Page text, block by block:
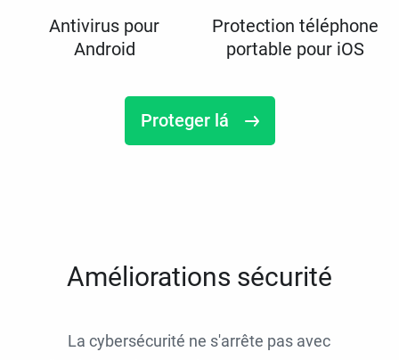
Antivirus pour
Android
Protection téléphone
portable pour iOS
Proteger lá
Améliorations sécurité
La cybersécurité ne s'arrête pas avec